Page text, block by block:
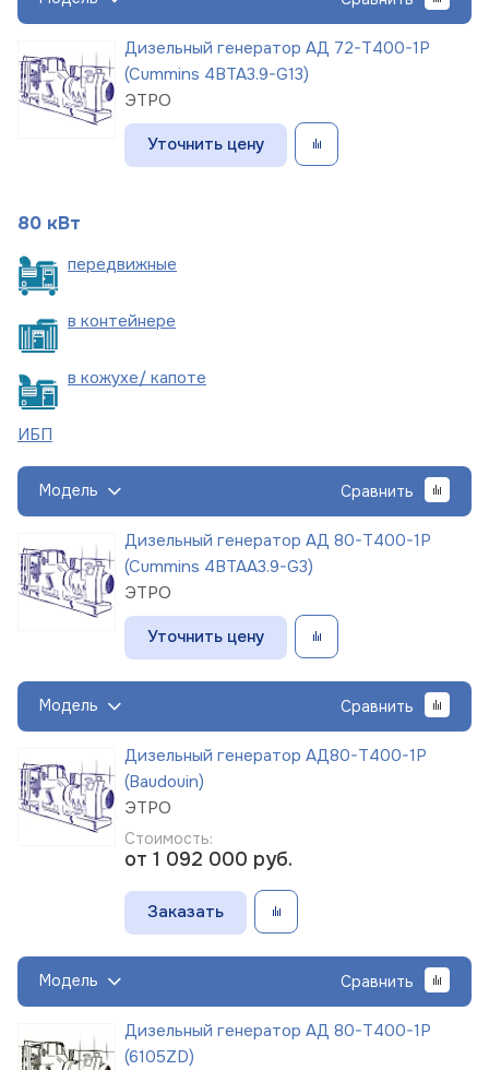
Дизельный генератор АД 72-Т400-1Р
(Cummins 4BTA3.9-G13)
ЭТРО
Уточнить цену
80 кВт
передвижные
в контейнере
в кожухе/ капоте
ИБП
Модель Сравнить
Дизельный генератор АД 80-Т400-1Р
(Cummins 4BTAA3.9-G3)
ЭТРО
Уточнить цену
Модель Сравнить
Дизельный генератор АД80-Т400-1Р
(Baudouin)
ЭТРО
Стоимость:
от 1 092 000 руб.
Заказать
Модель Сравнить
Дизельный генератор АД 80-Т400-1Р
(6105ZD)